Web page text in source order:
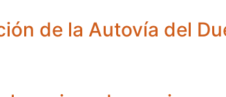
de la Autovía del